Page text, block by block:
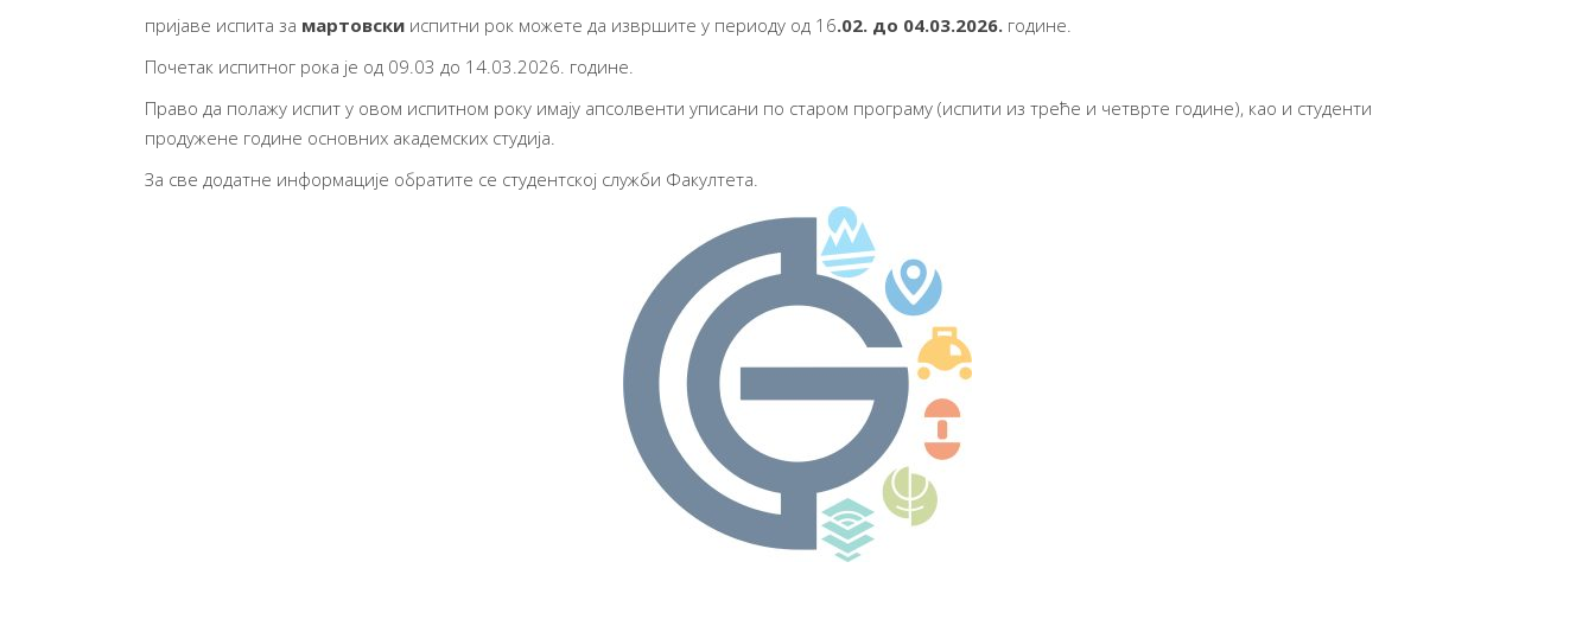
пријаве испита за мартовски испитни рок можете да извршите у периоду од 16.02. до 04.03.2026. године.
Почетак испитног рока је од 09.03 до 14.03.2026. године.
Право да полажу испит у овом испитном року имају апсолвенти уписани по старом програму (испити из треће и четврте године), као и студенти
продужене године основних академских студија.
За све додатне информације обратите се студентској служби Факултета.